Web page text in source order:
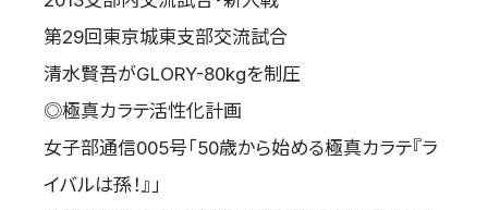
第29回東京城東支部交流試合
清水賢吾がGLORY-80kgを制圧
◎極真カラテ活性化計画
女子部通信005号「50歳から始める極真カラテ『ラ
イバルは孫！』」